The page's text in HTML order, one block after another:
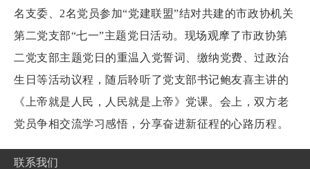
名支委、2名党员参加“党建联盟”结对共建的市政协机关
第二党支部“七一”主题党日活动。现场观摩了市政协第
二党支部主题党日的重温入党誓词、缴纳党费、过政治
生日等活动议程，随后聆听了党支部书记鲍友喜主讲的
《上帝就是人民，人民就是上帝》党课。会上，双方老
党员争相交流学习感悟，分享奋进新征程的心路历程。
联系我们